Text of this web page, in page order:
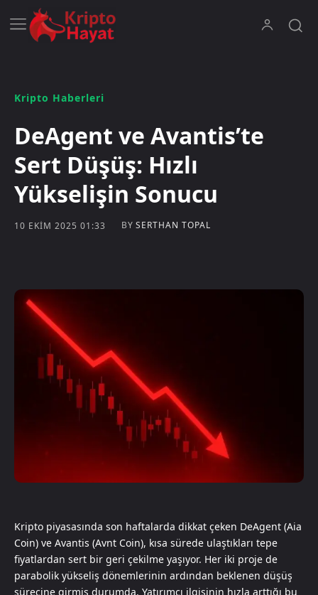
Kripto Haberleri
DeAgent ve Avantis’te
Sert Düşüş: Hızlı
Yükselişin Sonucu
10 EKIM 2025 01:33 BY SERTHAN TOPAL
Kripto piyasasında son haftalarda dikkat çeken DeAgent (Aia
Coin) ve Avantis (Avnt Coin), kısa sürede ulaştıkları tepe
fiyatlardan sert bir geri çekilme yaşıyor. Her iki proje de
parabolik yükseliş dönemlerinin ardından beklenen düşüş
sürecine girmiş durumda. Yatırımcı ilgisinin hızla arttığı bu